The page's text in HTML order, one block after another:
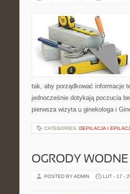
tak, aby porządkować informacje
jednocześnie dotykają poczucia
pierwsza wizyta u ginekologa i
CATEGORIES: DEPILACJA I
OGRODY WODNE
POSTED BY ADMIN LUT - 17 -